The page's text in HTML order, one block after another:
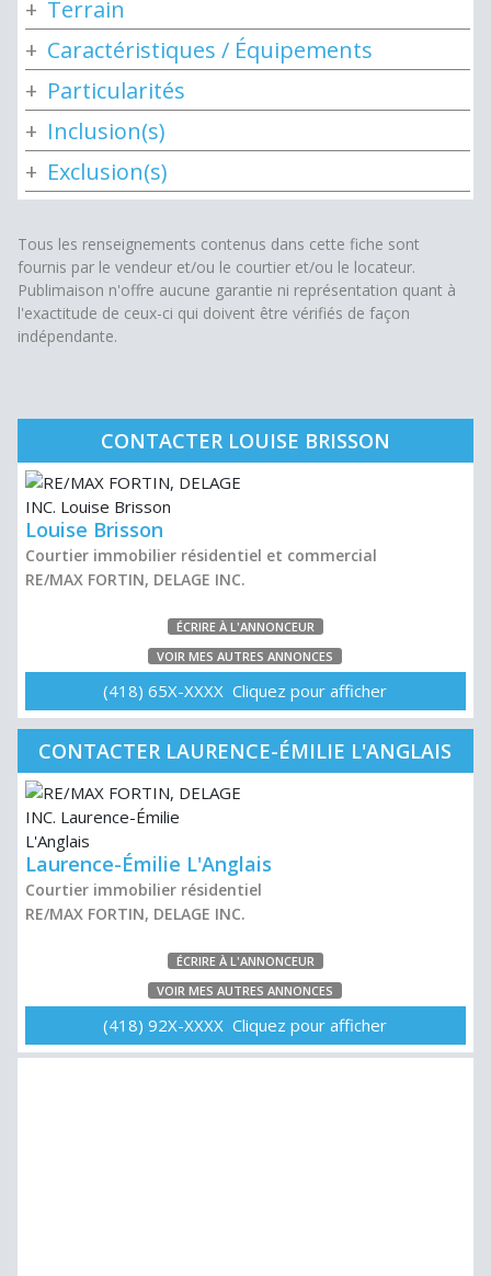
Terrain
Caractéristiques / Équipements
Particularités
Inclusion(s)
Exclusion(s)
Tous les renseignements contenus dans cette fiche sont
fournis par le vendeur et/ou le courtier et/ou le locateur.
Publimaison n'offre aucune garantie ni représentation quant à
l'exactitude de ceux-ci qui doivent être vérifiés de façon
indépendante.
CONTACTER LOUISE BRISSON
Louise Brisson
Courtier immobilier résidentiel et commercial
RE/MAX FORTIN, DELAGE INC.
ÉCRIRE À L'ANNONCEUR
VOIR MES AUTRES ANNONCES
(418) 65X-XXXX Cliquez pour afficher
CONTACTER LAURENCE-ÉMILIE L'ANGLAIS
Laurence-Émilie L'Anglais
Courtier immobilier résidentiel
RE/MAX FORTIN, DELAGE INC.
ÉCRIRE À L'ANNONCEUR
VOIR MES AUTRES ANNONCES
(418) 92X-XXXX Cliquez pour afficher